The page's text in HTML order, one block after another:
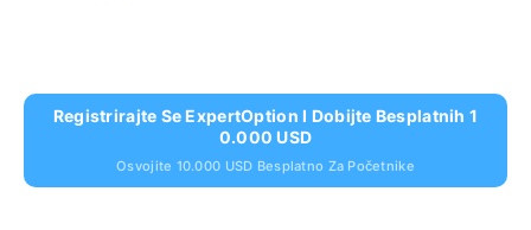
Registrirajte Se ExpertOption I Dobijte Besplatnih 1
0.000 USD
Osvojite 10.000 USD Besplatno Za Početnike